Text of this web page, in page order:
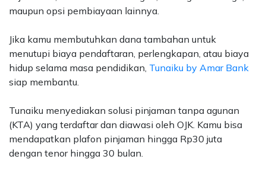
maupun opsi pembiayaan lainnya.
Jika kamu membutuhkan dana tambahan untuk
menutupi biaya pendaftaran, perlengkapan, atau biaya
hidup selama masa pendidikan, Tunaiku by Amar Bank
siap membantu.
Tunaiku menyediakan solusi pinjaman tanpa agunan
(KTA) yang terdaftar dan diawasi oleh OJK. Kamu bisa
mendapatkan plafon pinjaman hingga Rp30 juta
dengan tenor hingga 30 bulan.